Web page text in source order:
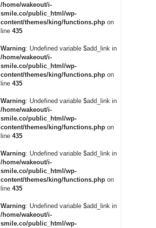
/home/wakeout/i-
smile.co/public_html/wp-
content/themes/king/functions.phpon
line 435
Warning: Undefined variable $add_link in
/home/wakeout/i-
smile.co/public_html/wp-
content/themes/king/functions.phpon
line 435
Warning: Undefined variable $add_link in
/home/wakeout/i-
smile.co/public_html/wp-
content/themes/king/functions.phpon
line 435
Warning: Undefined variable $add_link in
/home/wakeout/i-
smile.co/public_html/wp-
content/themes/king/functions.phpon
line 435
Warning: Undefined variable $add_link in
/home/wakeout/i-
smile.co/public_html/wp-